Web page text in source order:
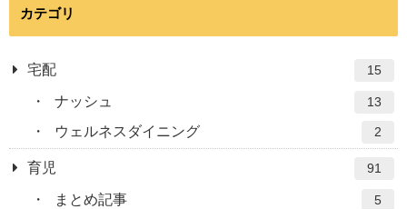
カテゴリ
宅配 15
ナッシュ 13
ウェルネスダイニング 2
育児 91
まとめ記事 5